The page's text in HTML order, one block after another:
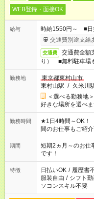
WEB登録・面接OK
給与
時給1550円～ ■日
交通費別途支給
交通費
交通費全額
り） ■無料駐車場
勤務地
東京都東村山市
東村山駅 / 久米川
＜選べる勤務地
好きな場所を選べま
勤務時間
★1日4時間～OK！
間のお仕事もご紹
家庭の都合でお休
※週最低15時間以
期間
短期2ヵ月～のお
です！
特徴 日払いOK / 履歴書
服装自由 / シフト勤
ソコンスキル不要